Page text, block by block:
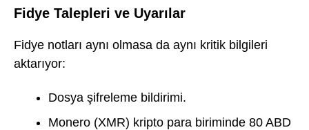
Fidye Talepleri ve Uyarılar
Fidye notları aynı olmasa da aynı kritik bilgileri
aktarıyor:
Dosya şifreleme bildirimi.
Monero (XMR) kripto para biriminde 80 ABD